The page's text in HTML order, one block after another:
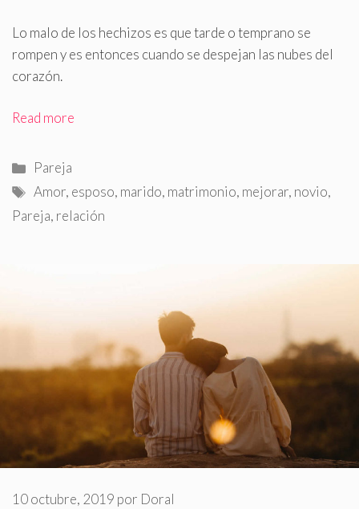
Lo malo de los hechizos es que tarde o temprano se
rompen y es entonces cuando se despejan las nubes del
corazón.
Read more
Categorías
Pareja
Etiquetas
Amor, esposo, marido, matrimonio, mejorar, novio,
Pareja, relación
10 octubre, 2019 por Doral